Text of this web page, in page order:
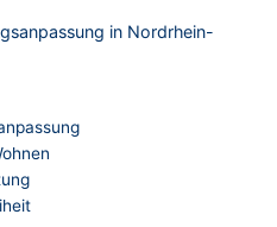
in Nordrhein-